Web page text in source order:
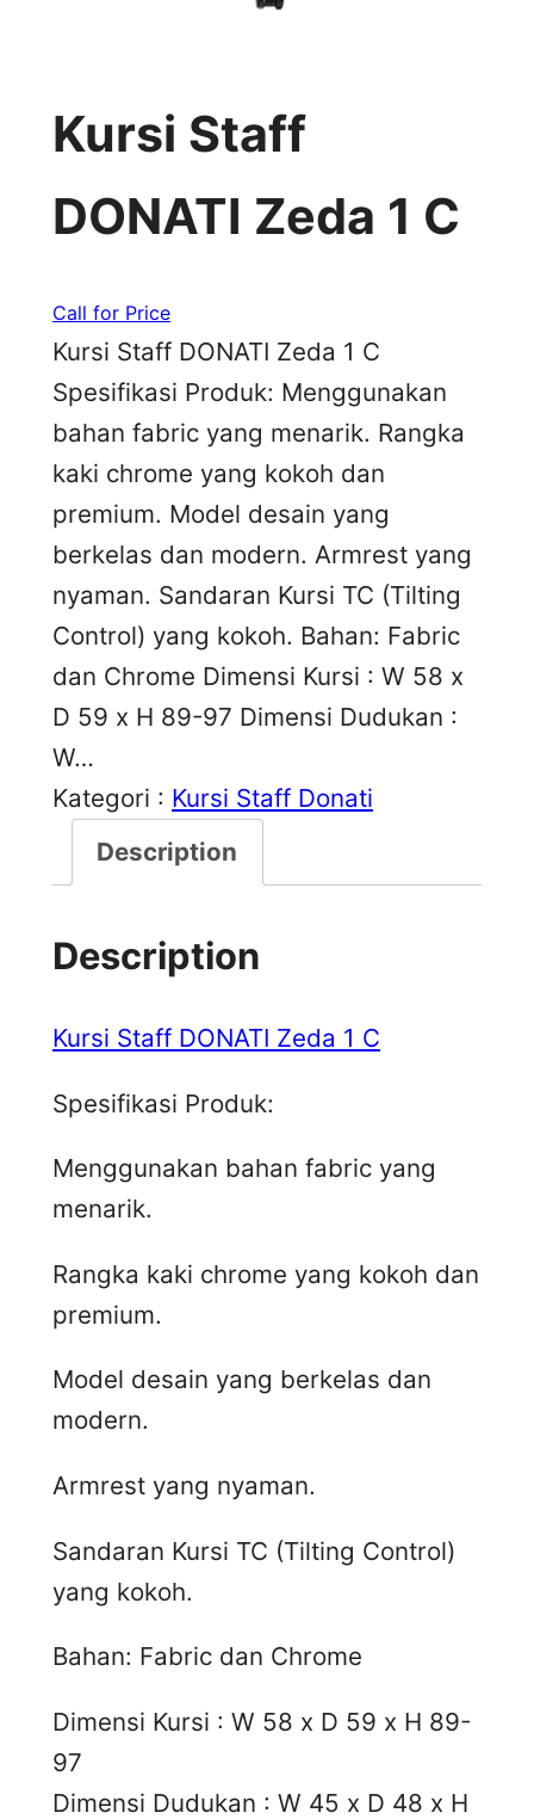
Kursi Staff
DONATI Zeda 1 C
Call for Price
Kursi Staff DONATI Zeda 1 C
Spesifikasi Produk: Menggunakan
bahan fabric yang menarik. Rangka
kaki chrome yang kokoh dan
premium. Model desain yang
berkelas dan modern. Armrest yang
nyaman. Sandaran Kursi TC (Tilting
Control) yang kokoh. Bahan: Fabric
dan Chrome Dimensi Kursi : W 58 x
D 59 x H 89-97 Dimensi Dudukan :
W…
Kategori : Kursi Staff Donati
Description
Description
Kursi Staff DONATI Zeda 1 C
Spesifikasi Produk:
Menggunakan bahan fabric yang
menarik.
Rangka kaki chrome yang kokoh dan
premium.
Model desain yang berkelas dan
modern.
Armrest yang nyaman.
Sandaran Kursi TC (Tilting Control)
yang kokoh.
Bahan: Fabric dan Chrome
Dimensi Kursi : W 58 x D 59 x H 89-
97
Dimensi Dudukan : W 45 x D 48 x H